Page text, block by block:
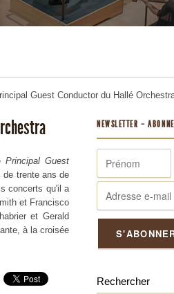
Guest Conductor du Hallé
Principal Guest
de trente ans de
concerts qu'il a
et Francisco
et Gerald
à la croisée
NEWSLETTER –
Rechercher